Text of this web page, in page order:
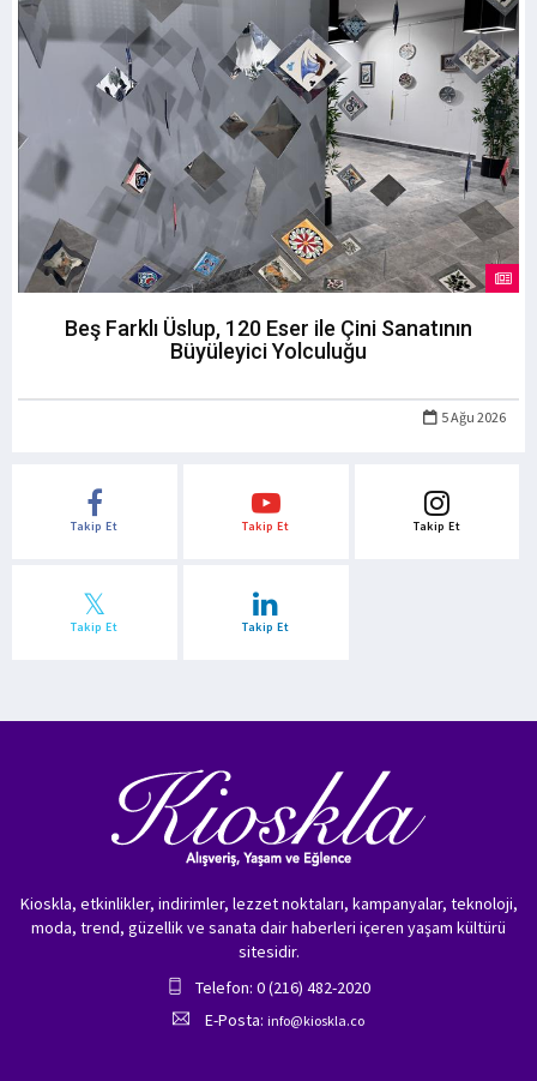
Beş Farklı Üslup, 120 Eser ile Çini Sanatının
Büyüleyici Yolculuğu
5 Ağu 2026
Takip Et Takip Et Takip Et
Takip Et Takip Et
Kioskla, etkinlikler, indirimler, lezzet noktaları, kampanyalar, teknoloji,
moda, trend, güzellik ve sanata dair haberleri içeren yaşam kültürü
sitesidir.
Telefon: 0 (216) 482-2020
E-Posta: info@kioskla.co